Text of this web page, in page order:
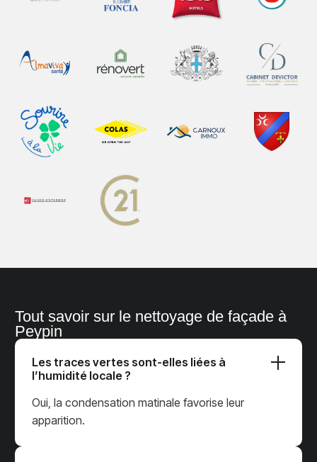
Tout savoir sur le nettoyage de façade à
Peypin
Les traces vertes sont-elles liées à
l’humidité locale ?
Oui, la condensation matinale favorise leur
apparition.